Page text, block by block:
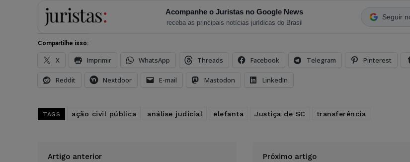
Acompanhe o Juristas no Google News
receba as principais notícias jurídicas do Brasil
Seguir
Compartilhe isso:
X Imprimir WhatsApp Threads Facebook Telegram Pinterest
Reddit Nextdoor E-mail Mastodon LinkedIn
TAGS ação civil pública análise judicial elefanta Justiça de SC transferência
Artigo anterior Próximo artigo